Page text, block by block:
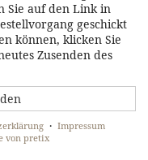
Sie auf den Link in
geschickt
können, klicken Sie
Zusenden des
Impressum
von pretix